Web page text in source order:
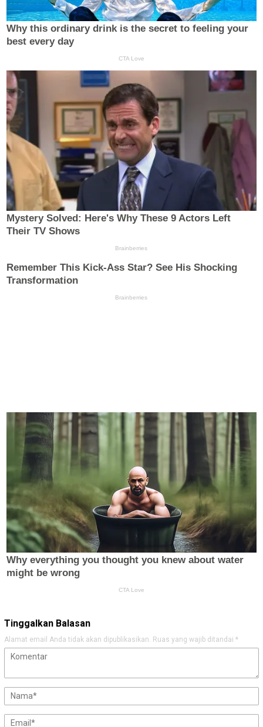
Tinggalkan Balasan
Alamat email Anda tidak akan dipublikasikan. Ruas yang wajib ditandai *